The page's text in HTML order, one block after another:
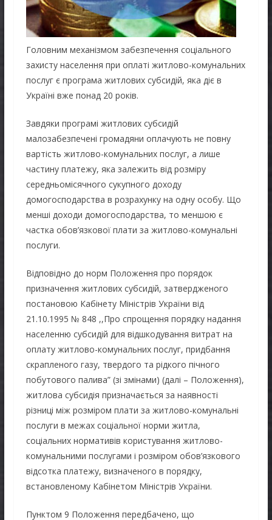
Головним механізмом забезпечення соціального
захисту населення при оплаті житлово-комунальних
послуг є програма житлових субсидій, яка діє в
Україні вже понад 20 років.
Завдяки програмі житлових субсидій
малозабезпечені громадяни оплачують не повну
вартість житлово-комунальних послуг, а лише
частину платежу, яка залежить від розміру
середньомісячного сукупного доходу
домогосподарства в розрахунку на одну особу. Що
менші доходи домогосподарства, то меншою є
частка обов’язкової плати за житлово-комунальні
послуги.
Відповідно до норм Положення про порядок
призначення житлових субсидій, затвердженого
постановою Кабінету Міністрів України від
21.10.1995 № 848 ,,Про спрощення порядку надання
населенню субсидій для відшкодування витрат на
оплату житлово-комунальних послуг, придбання
скрапленого газу, твердого та рідкого пічного
побутового палива” (зі змінами) (далі – Положення),
житлова субсидія призначається за наявності
різниці між розміром плати за житлово-комунальні
послуги в межах соціальної норми житла,
соціальних нормативів користування житлово-
комунальними послугами і розміром обов’язкового
відсотка платежу, визначеного в порядку,
встановленому Кабінетом Міністрів України.
Пунктом 9 Положення передбачено, що